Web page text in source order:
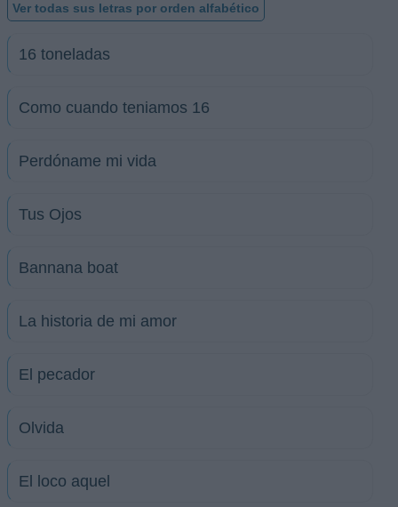
Ver todas sus letras por orden alfabético
16 toneladas
Como cuando teniamos 16
Perdóname mi vida
Tus Ojos
Bannana boat
La historia de mi amor
El pecador
Olvida
El loco aquel